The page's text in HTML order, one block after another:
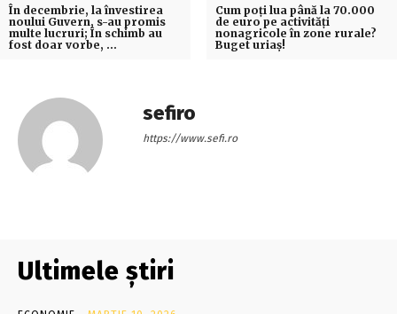
În decembrie, la învestirea
noului Guvern, s-au promis
multe lucruri; În schimb au
fost doar vorbe, …
Cum poți lua până la 70.000
de euro pe activități
nonagricole în zone rurale?
Buget uriaș!
sefiro
https://www.sefi.ro
Ultimele știri